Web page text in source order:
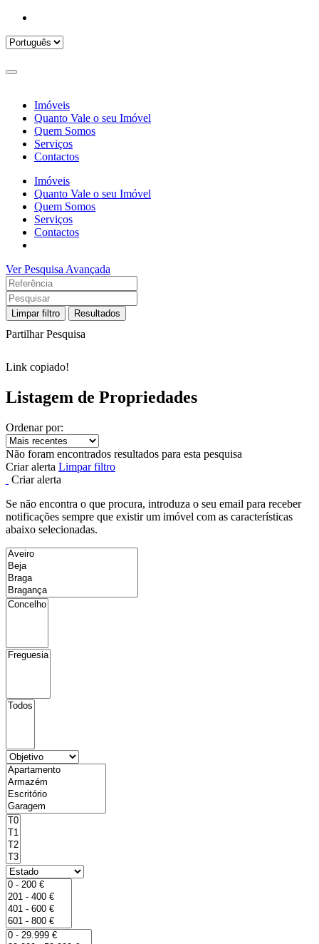
Imóveis
Quanto Vale o seu Imóvel
Quem Somos
Serviços
Contactos
Imóveis
Quanto Vale o seu Imóvel
Quem Somos
Serviços
Contactos
Ver Pesquisa Avançada
Limpar filtro Resultados
Partilhar Pesquisa
Link copiado!
Listagem de Propriedades
Ordenar por:
Não foram encontrados resultados para esta pesquisa
Criar alerta Limpar filtro
Criar alerta
Se não encontra o que procura, introduza o seu email para receber
notificações sempre que existir um imóvel com as características
abaixo selecionadas.